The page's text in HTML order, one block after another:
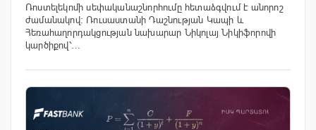
Ռոստելեկոմի սեփականաշնորհումը հետաձգվում է անորոշ
ժամանակով: Ռուսաստանի Դաշնության Կապի և
Հեռահաղորդակցության նախարար Նիկոլայ Նիկիֆորովի
կարծիքով՝…